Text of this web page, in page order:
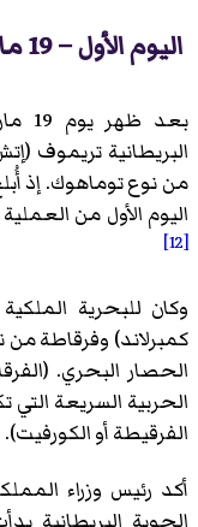
اليوم الأول – 19 مارس عام 2011
البريطانية تريموف
اليوم الأول من
[12]
الحصار البحري.
الحربية السريعة
الفرقيطة أو الكورفيت).
أكد رئيس وزراء